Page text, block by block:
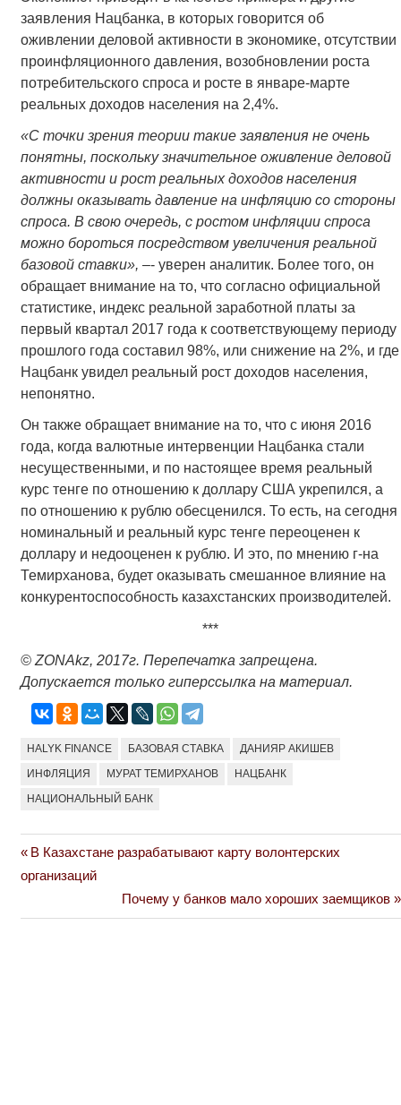
заявления Нацбанка, в которых говорится об
оживлении деловой активности в экономике, отсутствии
проинфляционного давления, возобновлении роста
потребительского спроса и росте в январе-марте
реальных доходов населения на 2,4%.
«С точки зрения теории такие заявления не очень
понятны, поскольку значительное оживление деловой
активности и рост реальных доходов населения
должны оказывать давление на инфляцию со стороны
спроса. В свою очередь, с ростом инфляции спроса
можно бороться посредством увеличения реальной
базовой ставки», –- уверен аналитик. Более того, он
обращает внимание на то, что согласно официальной
статистике, индекс реальной заработной платы за
первый квартал 2017 года к соответствующему периоду
прошлого года составил 98%, или снижение на 2%, и где
Нацбанк увидел реальный рост доходов населения,
непонятно.
Он также обращает внимание на то, что с июня 2016
года, когда валютные интервенции Нацбанка стали
несущественными, и по настоящее время реальный
курс тенге по отношению к доллару США укрепился, а
по отношению к рублю обесценился. То есть, на сегодня
номинальный и реальный курс тенге переоценен к
доллару и недооценен к рублю. И это, по мнению г-на
Темирханова, будет оказывать смешанное влияние на
конкурентоспособность казахстанских производителей.
***
© ZONAkz, 2017г. Перепечатка запрещена.
Допускается только гиперссылка на материал.
HALYK FINANCE БАЗОВАЯ СТАВКА ДАНИЯР АКИШЕВ
ИНФЛЯЦИЯ МУРАТ ТЕМИРХАНОВ НАЦБАНК
НАЦИОНАЛЬНЫЙ БАНК
Навигация
Previous
Post:
В Казахстане разрабатывают карту волонтерских
организаций
Next
Post:
Почему у банков мало хороших заемщиков